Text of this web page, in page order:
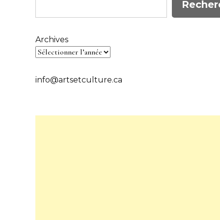
Archives
info@artsetculture.ca